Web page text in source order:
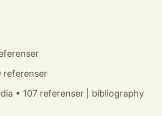
referenser
• 107 referenser | bibliography